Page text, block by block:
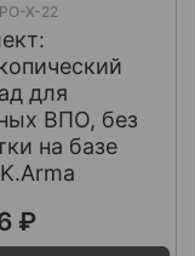
X-22
для
ВПО, без
на базе
₽